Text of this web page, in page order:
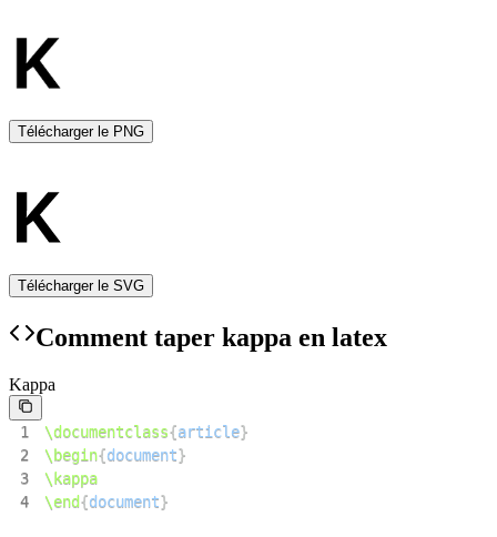
pour indiquer le sarcasme ou l'humour.
divers médias, logos et dessins, représentant une connexion
Le symbole Kappa, originaire de la langue grecque antique et des
Qu'il s'agisse d'accord statistique, de propriétés matérielles ou
d'humour Internet, Kappa continue d'être un symbole d'importance
durable dans divers domaines de connaissance.
Télécharger le PNG
Télécharger le SVG
Comment taper kappa en latex
Kappa
1 \documentclass{article}
2
\begin{document}
3
\kappa
4
\end{document}